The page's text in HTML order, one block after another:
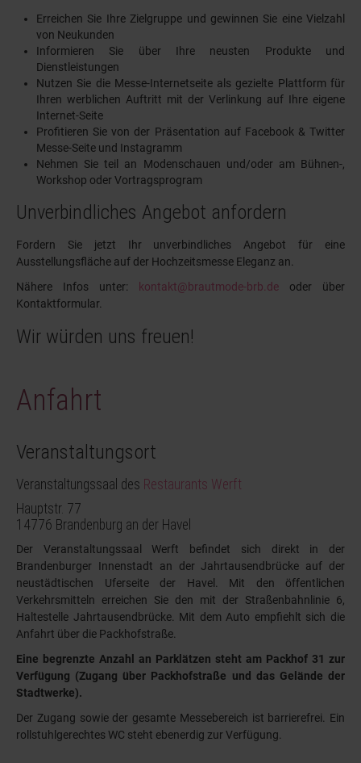
Erreichen Sie Ihre Zielgruppe und gewinnen Sie eine Vielzahl
von Neukunden
Informieren Sie über Ihre neusten Produkte und
Dienstleistungen
Nutzen Sie die Messe-Internetseite als gezielte Plattform für
Ihren werblichen Auftritt mit der Verlinkung auf Ihre eigene
Internet-Seite
Profitieren Sie von der Präsentation auf Facebook & Twitter
Messe-Seite und Instagramm
Nehmen Sie teil an Modenschauen und/oder am Bühnen-,
Workshop oder Vortragsprogram
Unverbindliches Angebot anfordern
Fordern Sie jetzt Ihr unverbindliches Angebot für eine
Ausstellungsfläche auf der Hochzeitsmesse Eleganz an.
Nähere Infos unter:
kontakt@brautmode-brb.de oder über
Kontaktformular.
Wir würden uns freuen!
Anfahrt
Veranstaltungsort
Veranstaltungssaal des Restaurants Werft
Hauptstr. 77
14776 Brandenburg an der Havel
Der Veranstaltungssaal Werft befindet sich direkt in der
Brandenburger Innenstadt an der Jahrtausendbrücke auf der
neustädtischen Uferseite der Havel. Mit den öffentlichen
Verkehrsmitteln erreichen Sie den mit der Straßenbahnlinie 6,
Haltestelle Jahrtausendbrücke. Mit dem Auto empfiehlt sich die
Anfahrt über die Packhofstraße.
Eine begrenzte Anzahl an Parklätzen steht am Packhof 31 zur
Verfügung (Zugang über Packhofstraße und das Gelände der
Stadtwerke).
Der Zugang sowie der gesamte Messebereich ist barrierefrei. Ein
rollstuhlgerechtes WC steht ebenerdig zur Verfügung.